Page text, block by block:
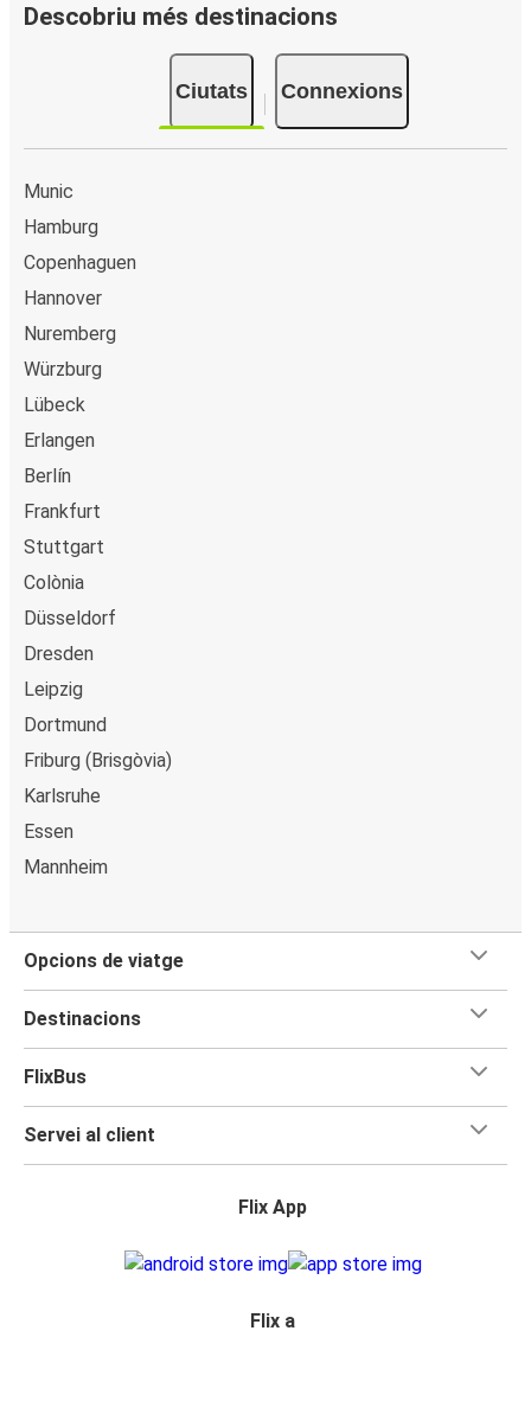
Descobriu més destinacions
Ciutats Connexions
Munic
Hamburg
Copenhaguen
Hannover
Nuremberg
Würzburg
Lübeck
Erlangen
Berlín
Frankfurt
Stuttgart
Colònia
Düsseldorf
Dresden
Leipzig
Dortmund
Friburg (Brisgòvia)
Karlsruhe
Essen
Mannheim
Opcions de viatge
Destinacions
FlixBus
Servei al client
Flix App
Flix a